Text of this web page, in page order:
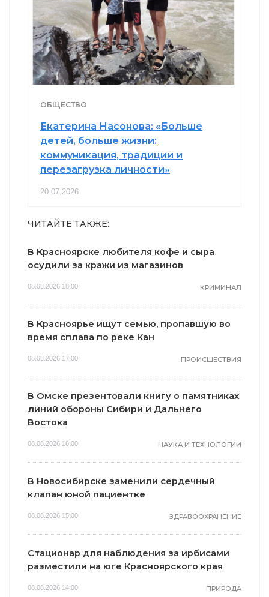
ОБЩЕСТВО
Екатерина Насонова: «Больше
детей, больше жизни:
коммуникация, традиции и
перезагрузка личности»
20.07.2026
ЧИТАЙТЕ ТАКЖЕ:
В Красноярске любителя кофе и сыра
осудили за кражи из магазинов
08.08.2026 18:00 КРИМИНАЛ
В Красноярье ищут семью, пропавшую во
время сплава по реке Кан
08.08.2026 17:00 ПРОИСШЕСТВИЯ
В Омске презентовали книгу о памятниках
линий обороны Сибири и Дальнего
Востока
08.08.2026 16:00 НАУКА И ТЕХНОЛОГИИ
В Новосибирске заменили сердечный
клапан юной пациентке
08.08.2026 15:00 ЗДРАВООХРАНЕНИЕ
Стационар для наблюдения за ирбисами
разместили на юге Красноярского края
08.08.2026 14:00 ПРИРОДА